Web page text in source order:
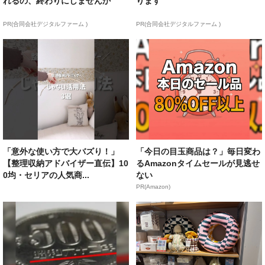
PR(合同会社デジタルファーム ) PR(合同会社デジタルファーム )
「意外な使い方で大バズり！」
【整理収納アドバイザー直伝】10
0均・セリアの人気商...
「今日の目玉商品は？」毎日変わ
るAmazonタイムセールが見逃せ
ない
PR(Amazon)